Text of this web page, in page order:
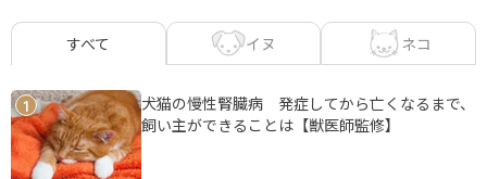
すべて イヌ ネコ
1
犬猫の慢性腎臓病 発症してから亡くなるまで、
飼い主ができることは【獣医師監修】